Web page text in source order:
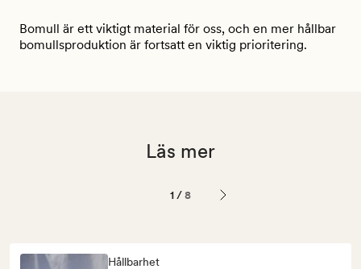
Bomull är ett viktigt material för oss, och en mer hållbar
bomullsproduktion är fortsatt en viktig prioritering.
Läs mer
1 /8
Hållbarhet